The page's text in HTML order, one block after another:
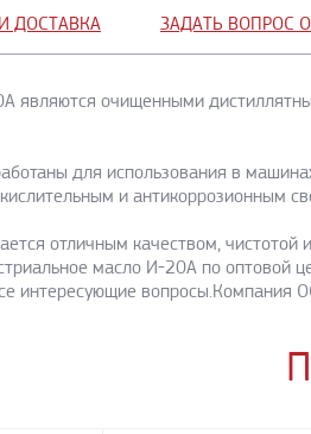
ДОСТАВКА ЗАДАТЬ ВОПРОС
являются очищенными
для использования в
и антикоррозионным
отличным качеством,
масло И-20А по оптовой
интересующие